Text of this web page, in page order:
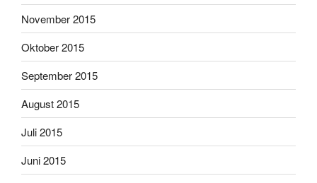
November 2015
Oktober 2015
September 2015
August 2015
Juli 2015
Juni 2015